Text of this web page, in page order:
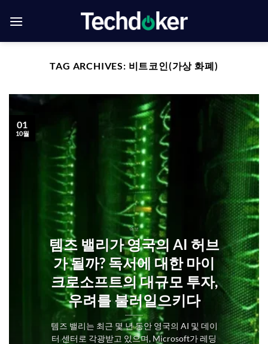
TAG ARCHIVES: 비트코인(가상 화폐)
속보
템즈 밸리가 영국의 AI 허브
가 될까? 독서에 대한 마이
크로소프트의 대규모 투자,
우려를 불러일으키다
템즈 밸리는 최근 몇 년 동안 영국의 AI 및 데이
터 센터로 각광받고 있으며, Microsoft가 레딩
01
10월